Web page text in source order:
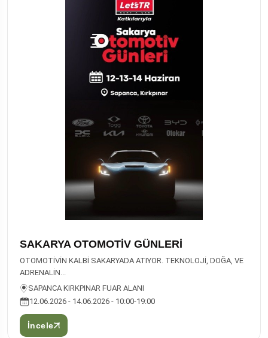
SAKARYA OTOMOTİV GÜNLERİ
OTOMOTİVİN KALBİ SAKARYADA ATIYOR. TEKNOLOJİ, DOĞA, VE
ADRENALİN...
SAPANCA KIRKPINAR FUAR ALANI
12.06.2026 - 14.06.2026 - 10:00-19:00
İncele